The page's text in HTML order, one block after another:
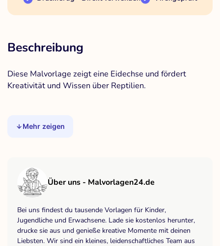
Beschreibung
Diese Malvorlage zeigt eine Eidechse und fördert
Kreativität und Wissen über Reptilien.
Mehr zeigen
Über uns - Malvorlagen24.de
Bei uns findest du tausende Vorlagen für Kinder,
Jugendliche und Erwachsene. Lade sie kostenlos herunter,
drucke sie aus und genieße kreative Momente mit deinen
Liebsten. Wir sind ein kleines, leidenschaftliches Team aus